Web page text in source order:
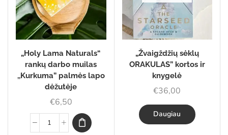
„Holy Lama Naturals“
rankų darbo muilas
,,Kurkuma” palmės lapo
dėžutėje
€6,50
„Žvaigždžių sėklų
ORAKULAS” kortos ir
knygelė
€36,00
Daugiau